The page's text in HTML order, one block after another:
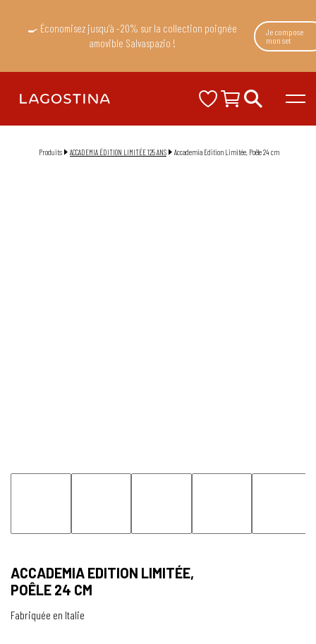
🍳 Économisez jusqu'à -20% sur la collection poignée
amovible Salvaspazio !
Je compose
mon set
Produits ACCADEMIA ÉDITION LIMITÉE 125 ANS Accademia Edition Limitée, Poêle 24 cm
ACCADEMIA EDITION LIMITÉE,
POÊLE 24 CM
Fabriquée en Italie